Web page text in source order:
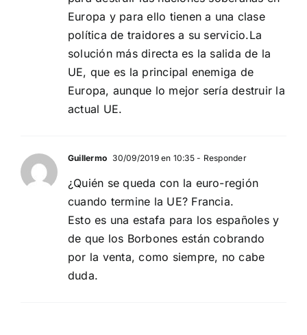
Europa y para ello tienen a una clase
política de traidores a su servicio.La
solución más directa es la salida de la
UE, que es la principal enemiga de
Europa, aunque lo mejor sería destruir la
actual UE.
Guillermo 30/09/2019 en 10:35- Responder
¿Quién se queda con la euro-región
cuando termine la UE? Francia.
Esto es una estafa para los españoles y
de que los Borbones están cobrando
por la venta, como siempre, no cabe
duda.